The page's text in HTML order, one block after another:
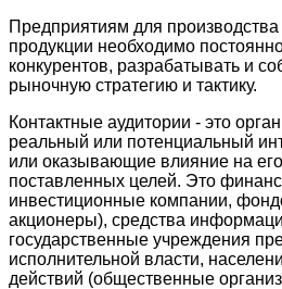
Предприятиям для производства
продукции необходимо
конкурентов, разрабатывать и
рыночную стратегию и тактику.
Контактные аудитории - это
реальный или потенциальный
или оказывающие влияние на его
поставленных целей. Это
инвестиционные компании,
акционеры), средства
государственные учреждения
исполнительной власти,
действий (общественные